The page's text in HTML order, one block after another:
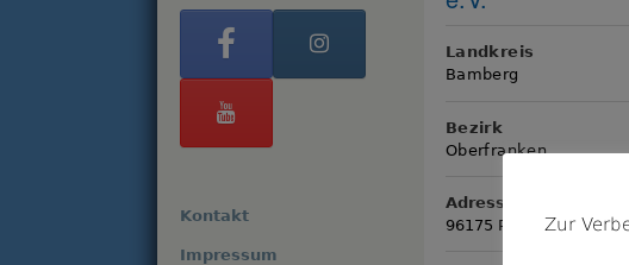
Landkreis
Bamberg
Bezirk
Oberfranken
Adresse
96175 Pettstadt
Kontakt
Impressum
Zur